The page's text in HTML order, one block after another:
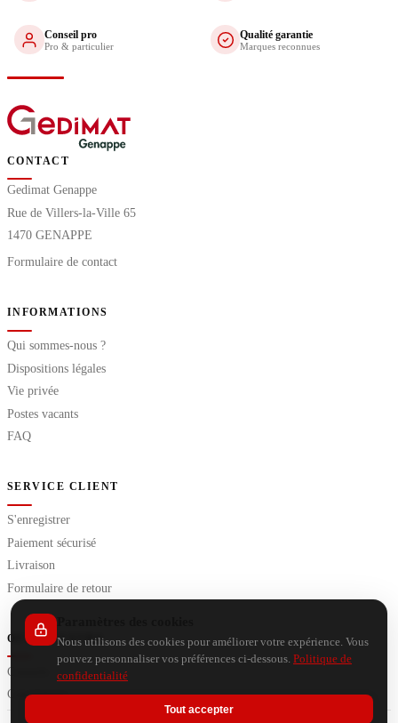
Conseil pro
Pro & particulier
Qualité garantie
Marques reconnues
CONTACT
Gedimat Genappe
Rue de Villers-la-Ville 65
1470 GENAPPE
Formulaire de contact
INFORMATIONS
Qui sommes-nous ?
Dispositions légales
Vie privée
Postes vacants
FAQ
SERVICE CLIENT
S'enregistrer
Paiement sécurisé
Livraison
Formulaire de retour
OUTILS EXTRA
Conseils
Calculateurs
Nous utilisons des cookies pour améliorer votre expérience. Vous
pouvez personnaliser vos préférences ci-dessous. Politique de
confidentialité
Tout accepter